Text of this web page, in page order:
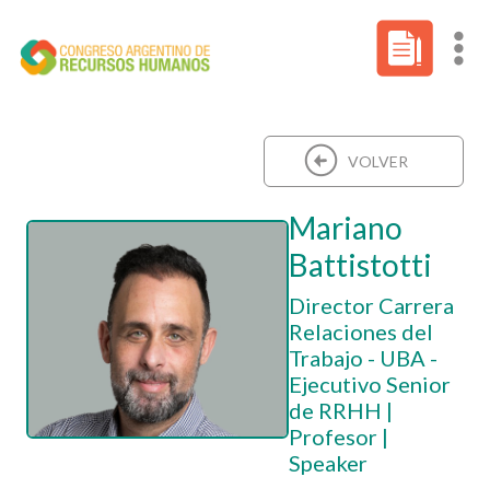
VOLVER
Mariano
Battistotti
Director Carrera
Relaciones del
Trabajo - UBA -
Ejecutivo Senior
de RRHH |
Profesor |
Speaker